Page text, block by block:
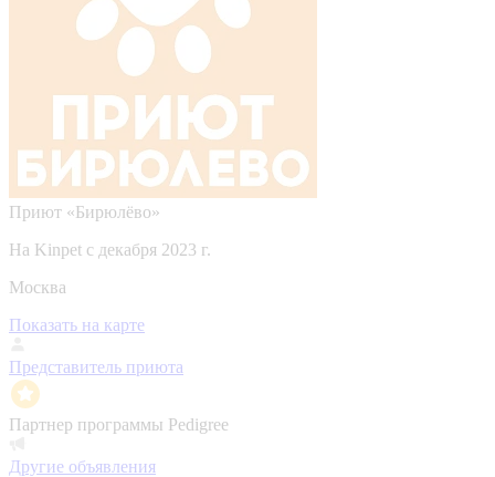
Приют «Бирюлёво»
На Kinpet c декабря 2023 г.
Москва
Показать на карте
Представитель приюта
Партнер программы Pedigree
Другие объявления